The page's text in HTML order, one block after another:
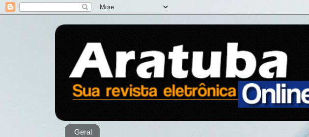
Geral